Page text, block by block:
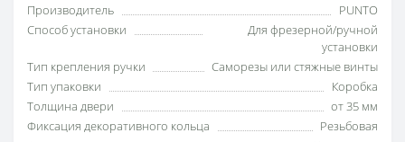
Производитель
PUNTO
Способ установки
Для фрезерной/ручной
установки
Тип крепления ручки
Саморезы или стяжные винты
Тип упаковки
Коробка
Толщина двери
от 35 мм
Фиксация декоративного кольца
Резьбовая